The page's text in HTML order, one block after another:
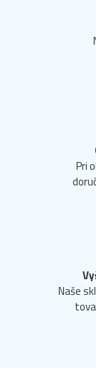
Pri
Naše